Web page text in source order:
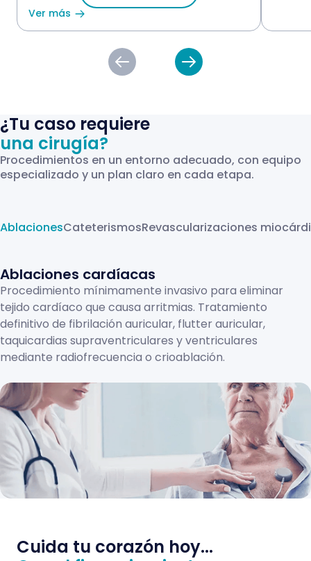
Ver más
¿Tu caso requiere
una cirugía?
Procedimientos en un entorno adecuado, con equipo
especializado y un plan claro en cada etapa.
AblacionesCateterismosRevascularizaciones
Ablaciones cardíacas
Procedimiento mínimamente invasivo para eliminar
tejido cardíaco que causa arritmias. Tratamiento
definitivo de fibrilación auricular, flutter auricular,
taquicardias supraventriculares y ventriculares
mediante radiofrecuencia o crioablación.
Cuida tu corazón hoy...